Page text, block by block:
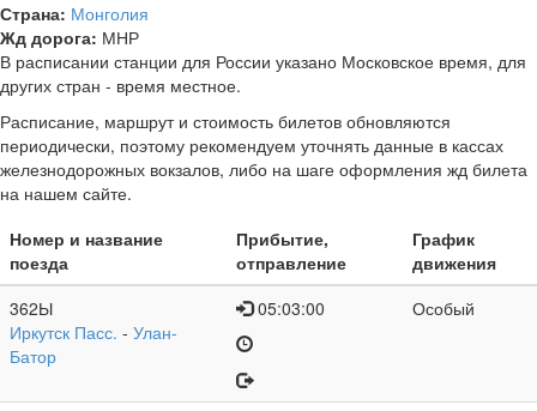
Страна: Монголия
Жд дорога: МНР
В расписании станции для России указано Московское время, для
других стран - время местное.
Расписание, маршрут и стоимость билетов обновляются
периодически, поэтому рекомендуем уточнять данные в кассах
железнодорожных вокзалов, либо на шаге оформления жд билета
на нашем сайте.
Номер и название
поезда
Прибытие,
отправление
График
движения
362Ы
Иркутск Пасс. - Улан-
Батор
05:03:00 Особый